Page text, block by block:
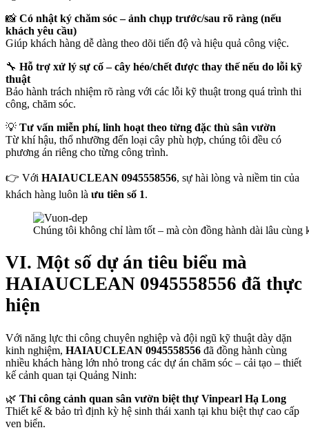
📸 Có nhật ký chăm sóc – ảnh chụp trước/sau rõ ràng (nếu
khách yêu cầu)
Giúp khách hàng dễ dàng theo dõi tiến độ và hiệu quả công việc.
🔧 Hỗ trợ xử lý sự cố – cây héo/chết được thay thế nếu do lỗi kỹ
thuật
Bảo hành trách nhiệm rõ ràng với các lỗi kỹ thuật trong quá trình thi
công, chăm sóc.
💡 Tư vấn miễn phí, linh hoạt theo từng đặc thù sân vườn
Từ khí hậu, thổ nhưỡng đến loại cây phù hợp, chúng tôi đều có
phương án riêng cho từng công trình.
👉 Với HAIAUCLEAN 0945558556, sự hài lòng và niềm tin của
khách hàng luôn là ưu tiên số 1.
Chúng tôi không chỉ làm tốt – mà còn đồng hành dài lâu cùng
VI. Một số dự án tiêu biểu mà
HAIAUCLEAN 0945558556 đã thực
hiện
Với năng lực thi công chuyên nghiệp và đội ngũ kỹ thuật dày dặn
kinh nghiệm, HAIAUCLEAN 0945558556 đã đồng hành cùng
nhiều khách hàng lớn nhỏ trong các dự án chăm sóc – cải tạo – thiết
kế cảnh quan tại Quảng Ninh:
🌿 Thi công cảnh quan sân vườn biệt thự Vinpearl Hạ Long
Thiết kế & bảo trì định kỳ hệ sinh thái xanh tại khu biệt thự cao cấp
ven biển.